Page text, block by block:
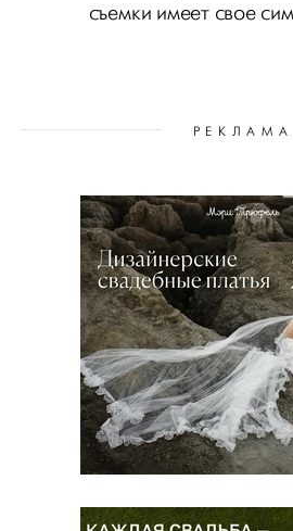
съемки имеет свое
РЕКЛАМА